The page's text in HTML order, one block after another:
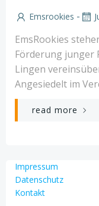
Emsrookies -
EmsRookies
Förderung junger
Lingen
Angesiedelt im
read more
Impressum
Datenschutz
Kontakt